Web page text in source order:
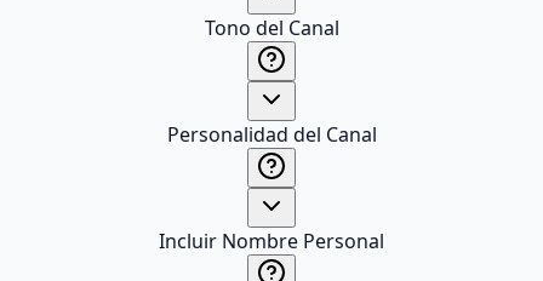
Tono del Canal
Personalidad del Canal
Incluir Nombre Personal